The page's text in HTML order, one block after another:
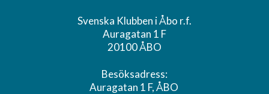
Svenska Klubben i Åbo r.f.
Auragatan 1 F
20100 ÅBO
Besöksadress:
Auragatan 1 F, ÅBO